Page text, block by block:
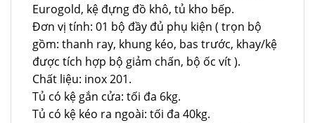
Eurogold, kệ đựng đồ khô, tủ kho bếp.
Đơn vị tính: 01 bộ đầy đủ phụ kiện ( trọn bộ
gồm: thanh ray, khung kéo, bas trước, khay/kệ
được tích hợp bộ giảm chấn, bộ ốc vít ).
Chất liệu: inox 201.
Tủ có kệ gắn cửa: tối đa 6kg.
Tủ có kệ kéo ra ngoài: tối đa 40kg.